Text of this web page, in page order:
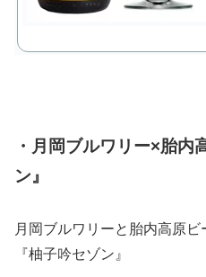
・月岡ブルワリー×胎内
ン』
月岡ブルワリーと胎内高原
『柚子吟セゾン』